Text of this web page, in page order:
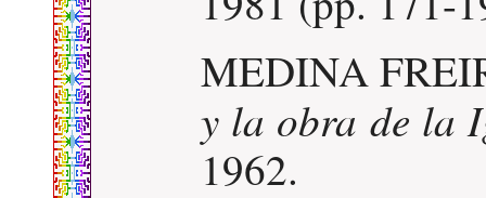
MEDINA
y la obra de la
1962.